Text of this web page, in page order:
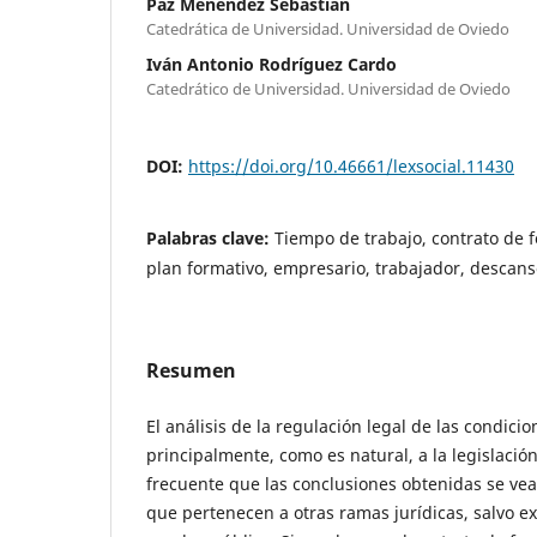
Catedrática de Universidad. Universidad de Oviedo
Iván Antonio Rodríguez Cardo
Catedrático de Universidad. Universidad de Oviedo
DOI: https://doi.org/10.46661/lexsocial.11430
Palabras clave: Tiempo de trabajo, contrato de
plan formativo, empresario, trabajador,
Resumen
El análisis de la regulación legal de las
principalmente, como es natural, a la
frecuente que las conclusiones obtenidas se
que pertenecen a otras ramas jurídicas, salvo